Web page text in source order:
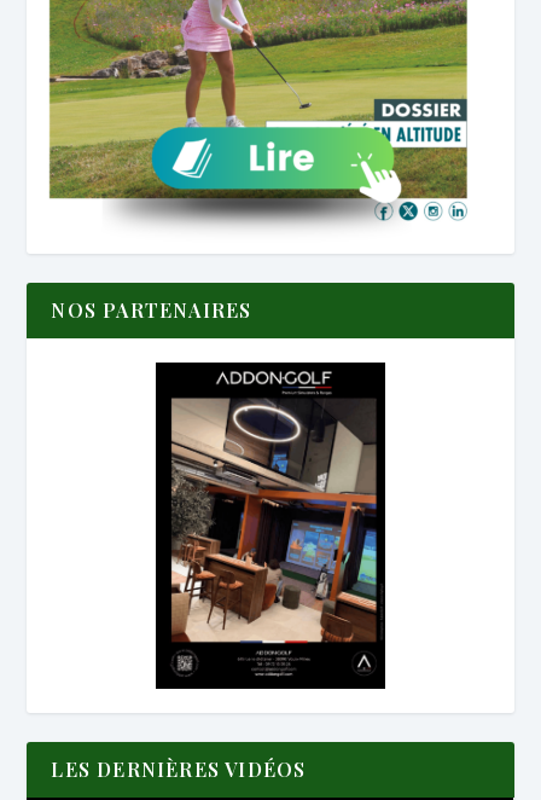
NOS PARTENAIRES
LES DERNIÈRES VIDÉOS